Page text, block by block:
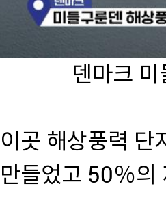
덴마크
이곳 해상풍력 단
만들었고 50％의